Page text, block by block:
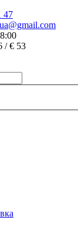
47
/ € 53